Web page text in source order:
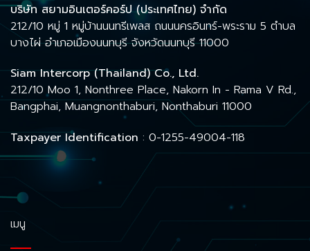
บริษัท สยามอินเตอร์คอร์ป (ประเทศไทย) จำกัด
212/10 หมู่ 1 หมู่บ้านนนทรีเพลส ถนนนครอินทร์-พระราม 5 ตำบล
บางไผ่ อำเภอเมืองนนทบุรี จังหวัดนนทบุรี 11000
Siam Intercorp (Thailand) Co., Ltd.
212/10 Moo 1, Nonthree Place, Nakorn In - Rama V Rd.,
Bangphai, Muangnonthaburi, Nonthaburi 11000
Taxpayer Identification : 0-1255-49004-118
เมนู